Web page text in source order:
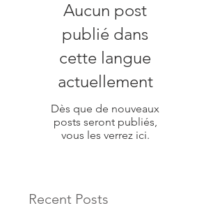
Aucun post
publié dans
cette langue
actuellement
Dès que de nouveaux
posts seront publiés,
vous les verrez ici.
Recent Posts